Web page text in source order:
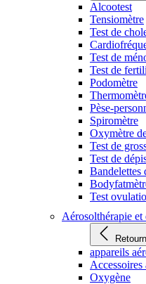
Alcootest
Tensiomètre
Test de
Test de
Test de
Podomètre
Pèse-
Spiromètre
Oxymètre
Test de
Test de
Bandelettes
Test
Aérosolthérapie et
appareils
Accessoires
Oxygène